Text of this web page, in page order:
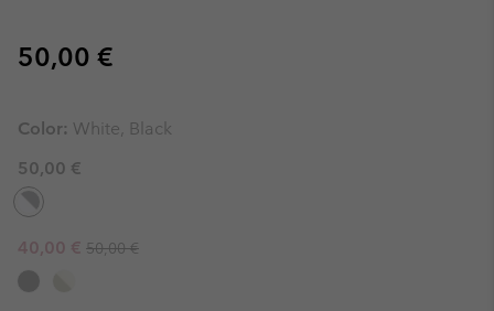
Regular price:
50,00 €
Color: White, Black
50,00 €
Sale price:
40,00 € Regular price:
50,00 €